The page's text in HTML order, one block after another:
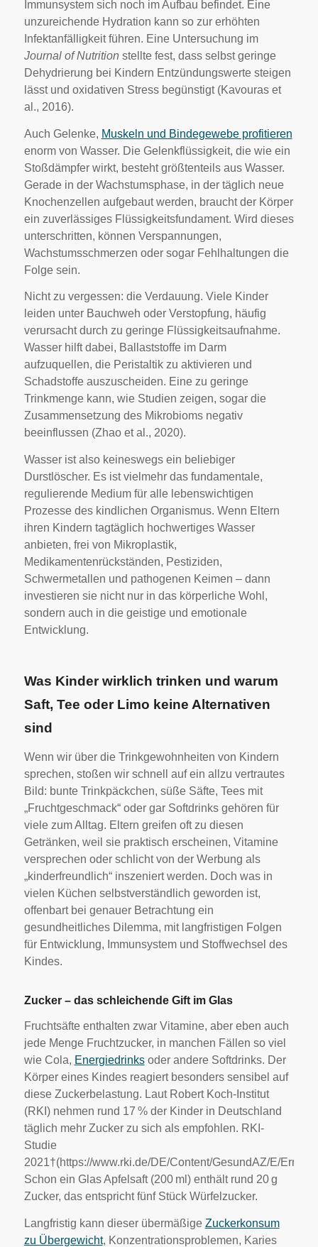
Immunsystem sich noch im Aufbau befindet. Eine
unzureichende Hydration kann so zur erhöhten
Infektanfälligkeit führen. Eine Untersuchung im
Journal of Nutrition stellte fest, dass selbst geringe
Dehydrierung bei Kindern Entzündungswerte steigen
lässt und oxidativen Stress begünstigt (Kavouras et
al., 2016).
Auch Gelenke, Muskeln und Bindegewebe profitieren
enorm von Wasser. Die Gelenkflüssigkeit, die wie ein
Stoßdämpfer wirkt, besteht größtenteils aus Wasser.
Gerade in der Wachstumsphase, in der täglich neue
Knochenzellen aufgebaut werden, braucht der Körper
ein zuverlässiges Flüssigkeitsfundament. Wird dieses
unterschritten, können Verspannungen,
Wachstumsschmerzen oder sogar Fehlhaltungen die
Folge sein.
Nicht zu vergessen: die Verdauung. Viele Kinder
leiden unter Bauchweh oder Verstopfung, häufig
verursacht durch zu geringe Flüssigkeitsaufnahme.
Wasser hilft dabei, Ballaststoffe im Darm
aufzuquellen, die Peristaltik zu aktivieren und
Schadstoffe auszuscheiden. Eine zu geringe
Trinkmenge kann, wie Studien zeigen, sogar die
Zusammensetzung des Mikrobioms negativ
beeinflussen (Zhao et al., 2020).
Wasser ist also keineswegs ein beliebiger
Durstlöscher. Es ist vielmehr das fundamentale,
regulierende Medium für alle lebenswichtigen
Prozesse des kindlichen Organismus. Wenn Eltern
ihren Kindern tagtäglich hochwertiges Wasser
anbieten, frei von Mikroplastik,
Medikamentenrückständen, Pestiziden,
Schwermetallen und pathogenen Keimen – dann
investieren sie nicht nur in das körperliche Wohl,
sondern auch in die geistige und emotionale
Entwicklung.
Was Kinder wirklich trinken und warum
Saft, Tee oder Limo keine Alternativen
sind
Wenn wir über die Trinkgewohnheiten von Kindern
sprechen, stoßen wir schnell auf ein allzu vertrautes
Bild: bunte Trinkpäckchen, süße Säfte, Tees mit
„Fruchtgeschmack“ oder gar Softdrinks gehören für
viele zum Alltag. Eltern greifen oft zu diesen
Getränken, weil sie praktisch erscheinen, Vitamine
versprechen oder schlicht von der Werbung als
„kinderfreundlich“ inszeniert werden. Doch was in
vielen Küchen selbstverständlich geworden ist,
offenbart bei genauer Betrachtung ein
gesundheitliches Dilemma, mit langfristigen Folgen
für Entwicklung, Immunsystem und Stoffwechsel des
Kindes.
Zucker – das schleichende Gift im Glas
Fruchtsäfte enthalten zwar Vitamine, aber eben auch
jede Menge Fruchtzucker, in manchen Fällen so viel
wie Cola, Energiedrinksoder andere Softdrinks. Der
Körper eines Kindes reagiert besonders sensibel auf
diese Zuckerbelastung. Laut Robert Koch-Institut
(RKI) nehmen rund 17 % der Kinder in Deutschland
täglich mehr Zucker zu sich als empfohlen. RKI-
Studie
2021†(https://www.rki.de/DE/Content/GesundAZ/E/
Schon ein Glas Apfelsaft (200 ml) enthält rund 20 g
Zucker, das entspricht fünf Stück Würfelzucker.
Langfristig kann dieser übermäßige Zuckerkonsum
zu Übergewicht, Konzentrationsproblemen, Karies